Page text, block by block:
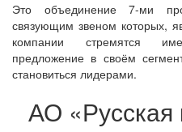
Это объединение 7-ми
связующим звеном которых,
компании стремятся
предложение в своём
становиться лидерами.
АО «Русская